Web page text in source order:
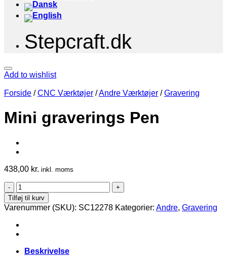
Stepcraft.dk
Add to wishlist
Forside / CNC Værktøjer /Andre Værktøjer / Gravering
Mini graverings Pen
438,00 kr. inkl. moms
Mini
graverings
Pen
antal
Tilføj til kurv
Varenummer (SKU): SC12278 Kategorier: Andre, Gravering
Beskrivelse